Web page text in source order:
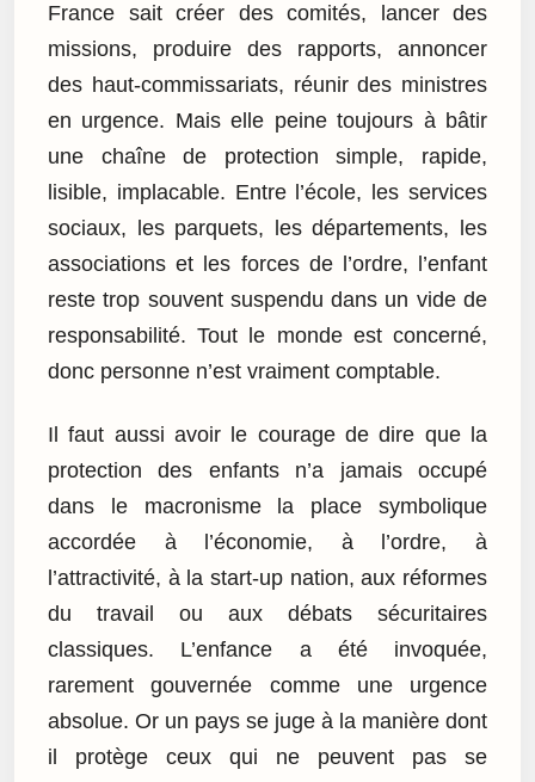
France sait créer des comités, lancer des
missions, produire des rapports, annoncer
des haut-commissariats, réunir des ministres
en urgence. Mais elle peine toujours à bâtir
une chaîne de protection simple, rapide,
lisible, implacable. Entre l’école, les services
sociaux, les parquets, les départements, les
associations et les forces de l’ordre, l’enfant
reste trop souvent suspendu dans un vide de
responsabilité. Tout le monde est concerné,
donc personne n’est vraiment comptable.
Il faut aussi avoir le courage de dire que la
protection des enfants n’a jamais occupé
dans le macronisme la place symbolique
accordée à l’économie, à l’ordre, à
l’attractivité, à la start-up nation, aux réformes
du travail ou aux débats sécuritaires
classiques. L’enfance a été invoquée,
rarement gouvernée comme une urgence
absolue. Or un pays se juge à la manière dont
il protège ceux qui ne peuvent pas se